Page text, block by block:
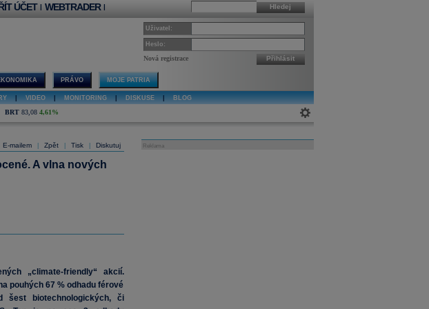
Hledej
ÚČET | WEBTRADER |
Uživatel:
Heslo:
Nová registrace Přihlásit
PRÁVO MOJE PATRIA
VIDEO MONITORING DISKUSE BLOG
BRT 83,08 4,61%
E-mailem Zpět Tisk Diskutuj
A vlna nových
„climate-friendly“ akcií.
pouhých 67 % odhadu férové
šest biotechnologických, či
Reklama